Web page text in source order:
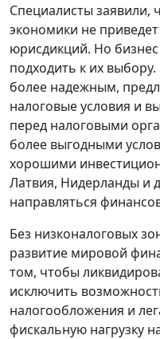
Специалисты заявили,
экономики не
юрисдикций. Но
подходить к их
более надежным,
налоговые условия и
перед налоговыми
более выгодными
хорошими
Латвия, Нидерланды и
направляться
Без низконалоговых
развитие мировой
том, чтобы
исключить
налогообложения и
фискальную нагрузку